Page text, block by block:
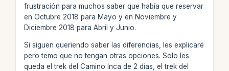
frustración para muchos saber que había que reservar
en Octubre 2018 para Mayo y en Noviembre y
Diciembre 2018 para Abril y Junio.
Si siguen queriendo saber las diferencias, les explicaré
pero temo que no tengan otras opciones. Solo les
queda el trek del Camino Inca de 2 días, el trek del